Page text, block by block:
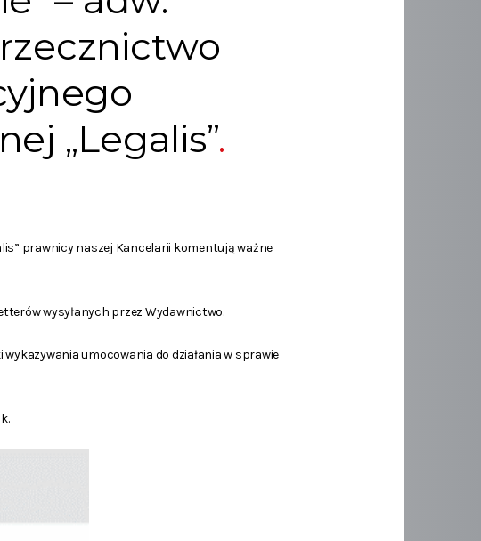
„Legalis”
prawnicy naszej Kancelarii komentują ważne
wysyłanych przez Wydawnictwo.
umocowania do działania w sprawie
.